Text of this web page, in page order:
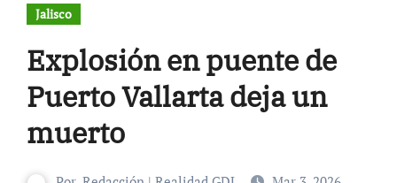
Jalisco
Explosión en puente de
Puerto Vallarta deja un
muerto